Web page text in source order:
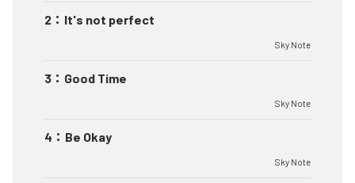
2 ： It's not perfect
Sky Note
3 ： Good Time
Sky Note
4 ： Be Okay
Sky Note